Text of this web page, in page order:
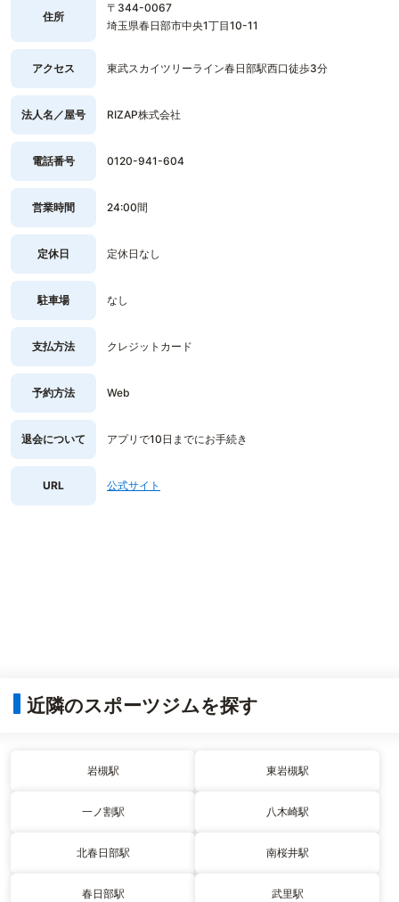
住所
〒344-0067
埼玉県春日部市中央1丁目10-11
アクセス 東武スカイツリーライン春日部駅西口徒歩3分
法人名／屋号 RIZAP株式会社
電話番号 0120-941-604
営業時間 24:00間
定休日 定休日なし
駐車場 なし
支払方法 クレジットカード
予約方法 Web
退会について アプリで10日までにお手続き
URL 公式サイト
近隣のスポーツジムを探す
岩槻駅 東岩槻駅
一ノ割駅 八木崎駅
北春日部駅 南桜井駅
春日部駅 武里駅